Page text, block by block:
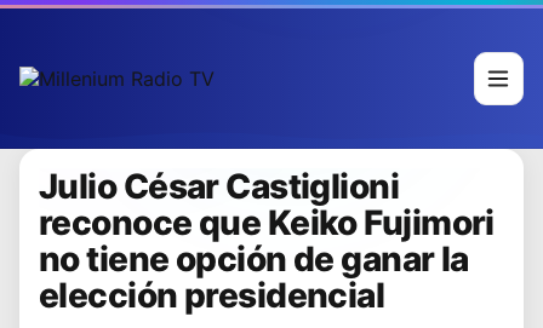
Julio César Castiglioni
reconoce que Keiko Fujimori
no tiene opción de ganar la
elección presidencial